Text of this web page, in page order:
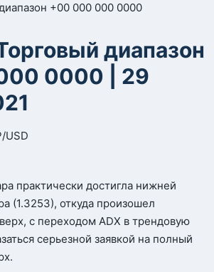
+00 000 000 0000
диапазон
0000 | 29
USD
практически достигла нижней
(1.3253), откуда произошел
с переходом ADX в трендовую
серьезной заявкой на полный